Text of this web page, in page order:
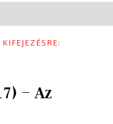
– Az